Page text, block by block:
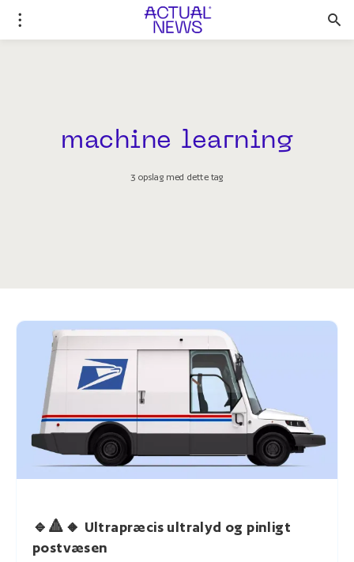
machine learning
3 opslag med dette tag
🔹🔺🔸 Ultrapræcis ultralyd og pinligt
postvæsen